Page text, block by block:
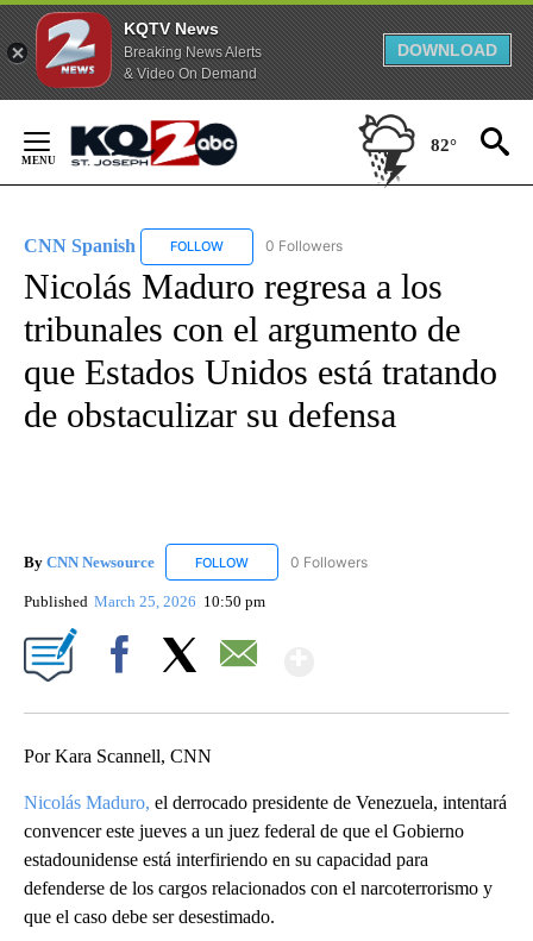
KQTV News
Breaking News Alerts
& Video On Demand
DOWNLOAD
Content
82°
CNN Spanish FOLLOW FOLLOW "CNN SPANISH" TO RECEIVE
0 Followers
Nicolás Maduro regresa a los
tribunales con el argumento de
que Estados Unidos está tratando
de obstaculizar su defensa
By CNN Newsource FOLLOW FOLLOW "CNN NEWSOURCE" TO RECEIVE
0 Followers
Published March 25, 2026 10:50 pm
Por Kara Scannell, CNN
Nicolás Maduro, el derrocado presidente de Venezuela, intentará
convencer este jueves a un juez federal de que el Gobierno
estadounidense está interfiriendo en su capacidad para
defenderse de los cargos relacionados con el narcoterrorismo y
que el caso debe ser desestimado.